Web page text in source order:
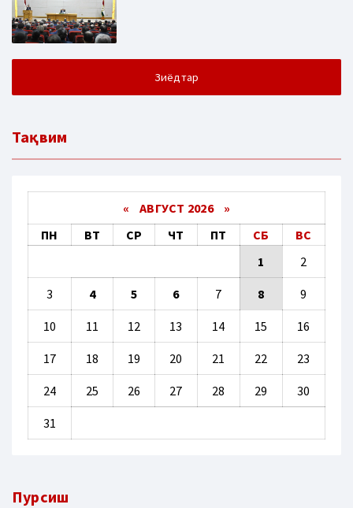
Зиёдтар
Тақвим
« АВГУСТ 2026 »
ПН
ВТ СР ЧТ ПТ СБ
ВС
1
2
3 4 5 6 7 8 9
10 11 12 13 14 15 16
17 18 19 20 21 22 23
24 25 26 27 28 29 30
31
Пурсиш